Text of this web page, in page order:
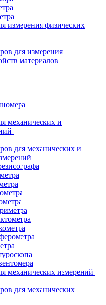
измерения физических
для измерения
материалов
механических и
для механических и
механических измерений
для механических